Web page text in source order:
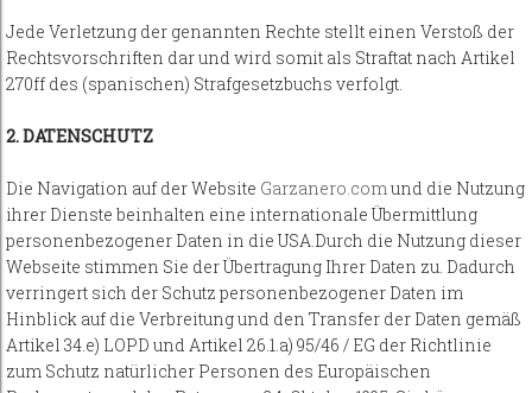
Jede Verletzung der genannten Rechte stellt einen Verstoß der
Rechtsvorschriften dar und wird somit als Straftat nach Artikel
270ff des (spanischen) Strafgesetzbuchs verfolgt.
2. DATENSCHUTZ
Die Navigation auf der Website Garzanero.com und die Nutzung
ihrer Dienste beinhalten eine internationale Übermittlung
personenbezogener Daten in die USA.Durch die Nutzung dieser
Webseite stimmen Sie der Übertragung Ihrer Daten zu. Dadurch
verringert sich der Schutz personenbezogener Daten im
Hinblick auf die Verbreitung und den Transfer der Daten gemäß
Artikel 34.e) LOPD und Artikel 26.1.a) 95/46 / EG der Richtlinie
zum Schutz natürlicher Personen des Europäischen